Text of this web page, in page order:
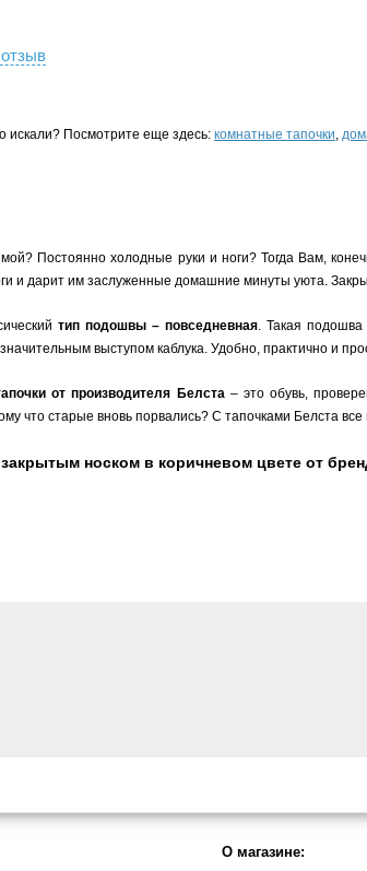
искали? Посмотрите еще здесь: комнатные тапочки,
Постоянно холодные руки и ноги? Тогда Вам,
и дарит им заслуженные домашние минуты уюта.
тип подошвы – повседневная. Такая подошва
выступом каблука. Удобно, практично и
от производителя Белста– это обувь,
что старые вновь порвались? С тапочками Белста
носком в коричневом цвете от
О магазине: